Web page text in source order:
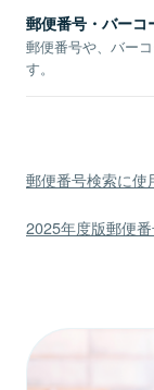
郵便番号・バーコ
郵便番号や、バー
す。
郵便番号検索に使
2025年度版郵便